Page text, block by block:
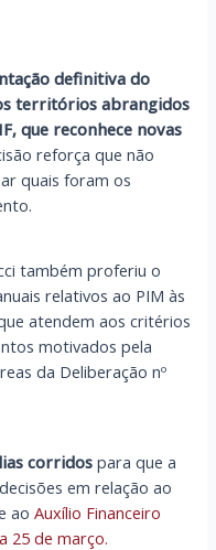
definitiva do
territórios abrangidos
que reconhece novas
reforça que não
quais foram os
também proferiu o
relativos ao PIM às
atendem aos critérios
motivados pela
da Deliberação nº
corridos para que a
em relação ao
aoAuxílio Financeiro
25 de março.